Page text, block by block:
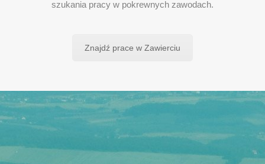
szukania pracy w pokrewnych zawodach.
Znajdź prace w Zawierciu